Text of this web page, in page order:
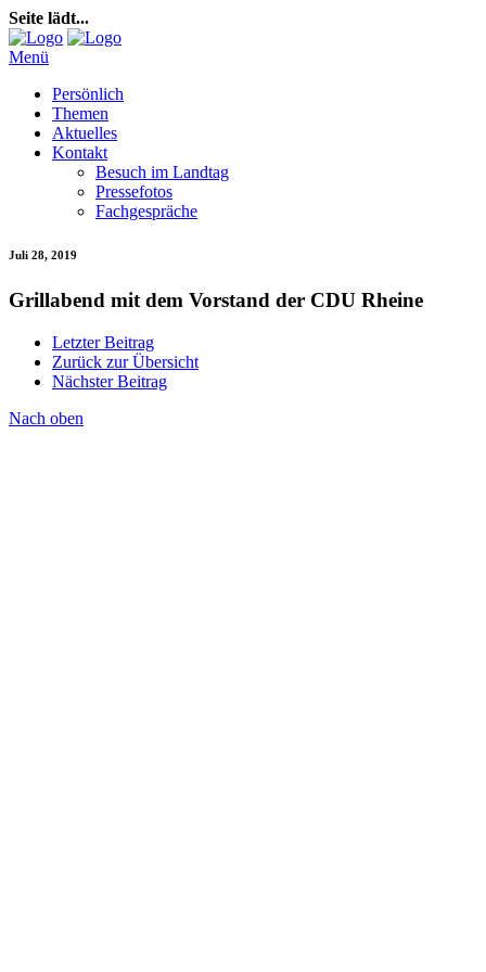
Seite lädt...
Menü
Persönlich
Themen
Aktuelles
Kontakt
Besuch im Landtag
Pressefotos
Fachgespräche
Juli 28, 2019
Grillabend mit dem Vorstand der CDU Rheine
Letzter Beitrag
Zurück zur Übersicht
Nächster Beitrag
Nach oben